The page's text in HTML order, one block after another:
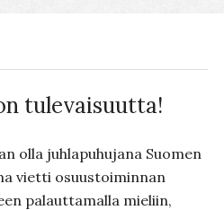
tulevaisuutta!
olla juhlapuhujana Suomen
vietti osuustoiminnan
palauttamalla mieliin,